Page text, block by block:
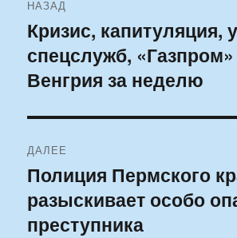
по
записям
НАЗАД
Предыдущая
запись:
Кризис, капитуляция,
спецслужб, «Газпром»
Венгрия за неделю
ДАЛЕЕ
Следующая
запись:
Полиция Пермского
разыскивает особо
преступника